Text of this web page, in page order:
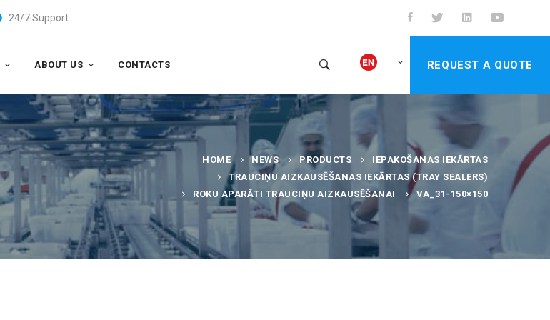
24/7 Support
ABOUT US CONTACTS REQUEST A QUOTE
HOME NEWS PRODUCTS
IEPAKOŠANAS IEKĀRTAS
TRAUCIŅU AIZKAUSĒŠANAS IEKĀRTAS (TRAY SEALERS)
ROKU APARĀTI TRAUCIŅU AIZKAUSĒŠANAI
VA_31-150×150